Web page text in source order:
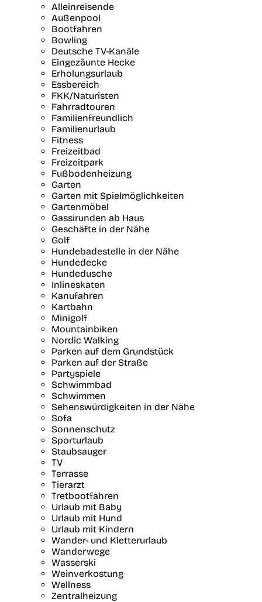
Alleinreisende
Außenpool
Bootfahren
Bowling
Deutsche TV-Kanäle
Eingezäunte Hecke
Erholungsurlaub
Essbereich
FKK/Naturisten
Fahrradtouren
Familienfreundlich
Familienurlaub
Fitness
Freizeitbad
Freizeitpark
Fußbodenheizung
Garten
Garten mit Spielmöglichkeiten
Gartenmöbel
Gassirunden ab Haus
Geschäfte in der Nähe
Golf
Hundebadestelle in der Nähe
Hundedecke
Hundedusche
Inlineskaten
Kanufahren
Kartbahn
Minigolf
Mountainbiken
Nordic Walking
Parken auf dem Grundstück
Parken auf der Straße
Partyspiele
Schwimmbad
Schwimmen
Sehenswürdigkeiten in der Nähe
Sofa
Sonnenschutz
Sporturlaub
Staubsauger
TV
Terrasse
Tierarzt
Tretbootfahren
Urlaub mit Baby
Urlaub mit Hund
Urlaub mit Kindern
Wander- und Kletterurlaub
Wanderwege
Wasserski
Weinverkostung
Wellness
Zentralheizung